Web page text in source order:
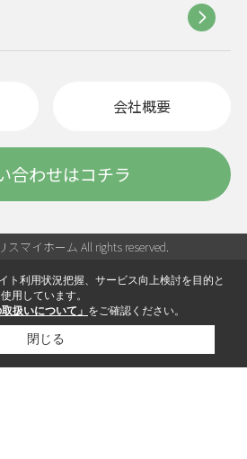
会社概要
合わせはコチラ
スマイホーム All rights reserved.
ト利用状況把握、サービス向上検討を目的と
用しています。
扱いについて」 をご確認ください。
閉じる